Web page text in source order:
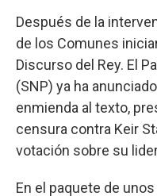
Después de la
de los Comunes
Discurso del Rey. El
(SNP) ya ha
enmienda al texto,
censura contra Keir
votación sobre su
En el paquete de